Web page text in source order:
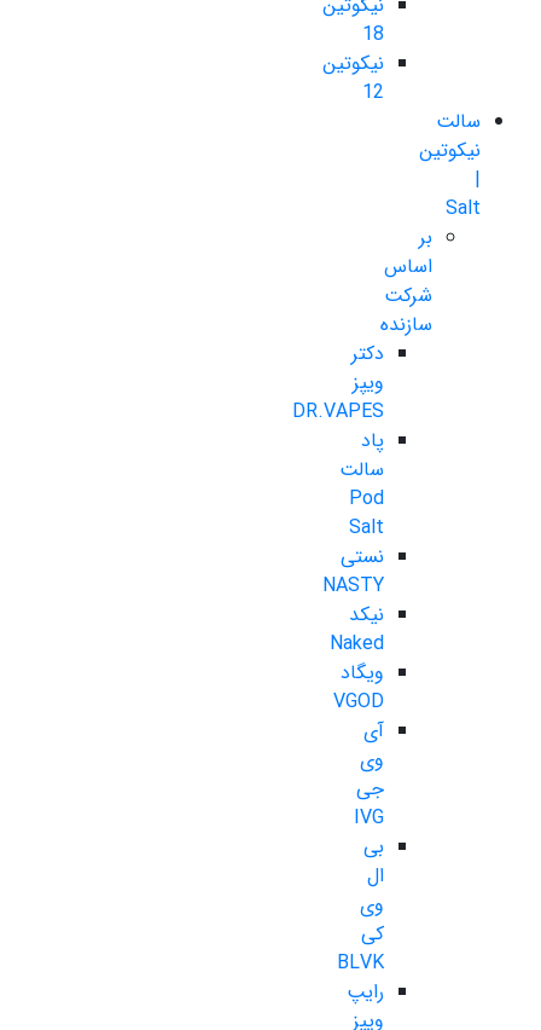
18
نیکوتین
12
سالت
نیکوتین
|
Salt
بر
اساس
شرکت
سازنده
دکتر
ویپز
DR.VAPES
پاد
سالت
Pod
Salt
نستی
NASTY
نیکد
Naked
ویگاد
VGOD
آی
وی
جی
IVG
بی
ال
وی
کی
BLVK
رایپ
ویپز